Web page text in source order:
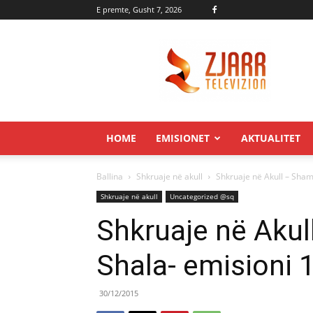
E premte, Gusht 7, 2026
HOME EMISIONET AKTUALITET
Ballina Shkruaje në akull Shkruaje në Akull –
Shkruaje në akull Uncategorized @sq
Shkruaje në
Shala- emisioni
30/12/2015